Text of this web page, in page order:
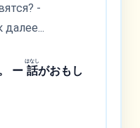
-
ー 話
はなし
がおもし